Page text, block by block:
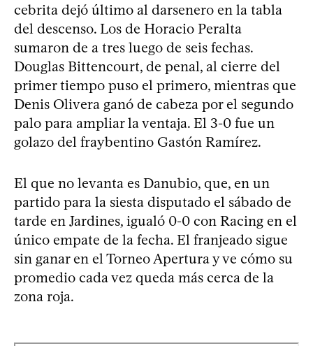
cebrita dejó último al darsenero en la tabla
del descenso. Los de Horacio Peralta
sumaron de a tres luego de seis fechas.
Douglas Bittencourt, de penal, al cierre del
primer tiempo puso el primero, mientras que
Denis Olivera ganó de cabeza por el segundo
palo para ampliar la ventaja. El 3-0 fue un
golazo del fraybentino Gastón Ramírez.
El que no levanta es Danubio, que, en un
partido para la siesta disputado el sábado de
tarde en Jardines, igualó 0-0 con Racing en el
único empate de la fecha. El franjeado sigue
sin ganar en el Torneo Apertura y ve cómo su
promedio cada vez queda más cerca de la
zona roja.